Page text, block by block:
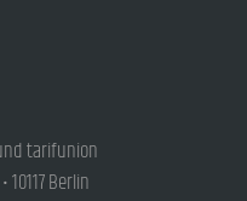
tarifunion
Berlin